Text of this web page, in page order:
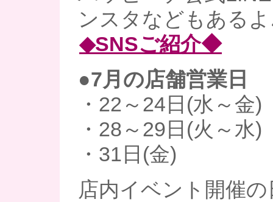
ンスタなどもある
◆SNSご紹介◆
●7月の店舗営業日
・22～24日(水～金)
・28～29日(火～水)
・31日(金)
店内イベント開催